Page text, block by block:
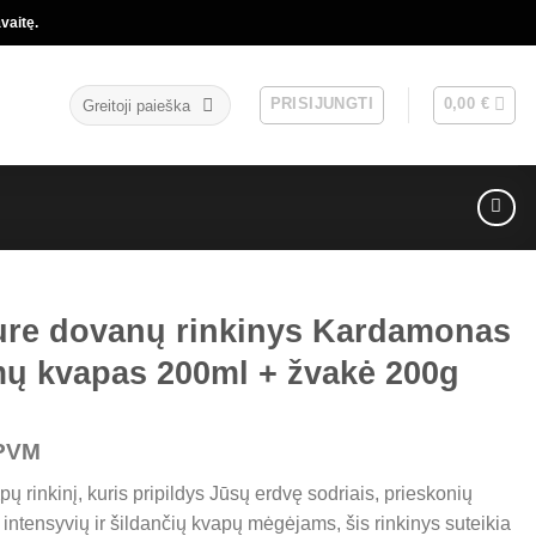
Ieškoti: PRISIJUNGTI 0,00 €
dovanų rinkinys Kardamonas
kvapas 200ml + žvakė 200g
rinkinį, kuris pripildys Jūsų erdvę sodriais, prieskonių
ir šildančių kvapų mėgėjams, šis rinkinys suteikia